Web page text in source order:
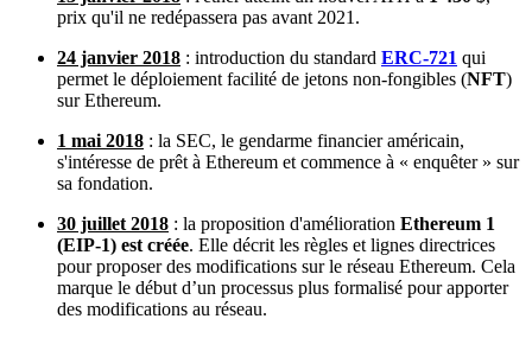
prix qu'il ne redépassera pas avant 2021.
24 janvier 2018 : introduction du standard ERC-721 qui
permet le déploiement facilité de jetons non-fongibles (NFT)
sur Ethereum.
1 mai 2018 : la SEC, le gendarme financier américain,
s'intéresse de prêt à Ethereum et commence à « enquêter » sur
sa fondation.
30 juillet 2018 : la proposition d'amélioration Ethereum 1
(EIP-1) est créée. Elle décrit les règles et lignes directrices
pour proposer des modifications sur le réseau Ethereum. Cela
marque le début d’un processus plus formalisé pour apporter
des modifications au réseau.